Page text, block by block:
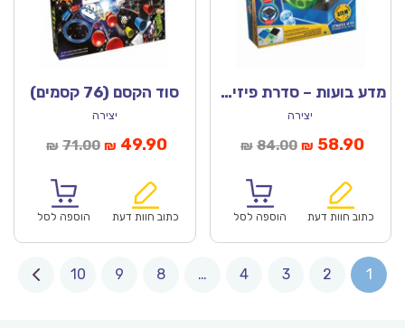
מדע בועות – סדרת פיזיקל
יצירה
₪ 84.00המחיר
₪84.00.
₪ 58.90
כתוב חוות דעת הוספה לסל
סוד הקסם (76 קסמים)
יצירה
₪ 71.00המחיר
₪71.00.
₪ 49.90המחיר
כתוב חוות דעת הוספה לסל
1
2
3
4
…
8
9
10